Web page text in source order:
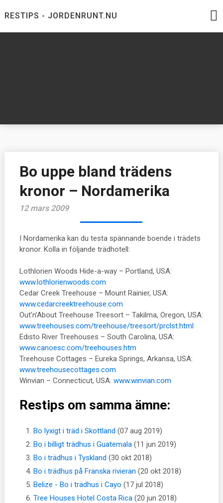
toRESTIPS - JORDENRUNT.NU
Bo uppe bland trädens
kronor – Nordamerika
12 mars 2009
I Nordamerika kan du testa spännande boende i trädets
kronor. Kolla in följande trädhotell:
Lothlorien Woods Hide-a-way – Portland, USA:
www.lothlorienwoods.com
Cedar Creek Treehouse – Mount Rainier, USA:
www.cedarcreektreehouse.com
Out’n’About Treehouse Treesort – Takilma, Oregon, USA:
www.treehouses.com/treehouse/treesort/prclst.html
Edisto River Treehouses – South Carolina, USA:
www.canoesc.com/treehouses.htm
Treehouse Cottages – Eureka Springs, Arkansa, USA:
www.treehousecottages.com
Winvian – Connecticut, USA: www.winvian.com
Restips om samma ämne:
Bo lyxigt i träd i Skottland (07 aug 2019)
Bo i billigt trädhus i Guatemala (11 jun 2019)
Bo i trädhus i Tyskland (30 okt 2018)
Bo i trädhus på Franska rivieran (20 okt 2018)
Belize - Bo i trädhus i Cayo (17 jul 2018)
Tree Houses Hotel Costa Rica (20 jun 2018)